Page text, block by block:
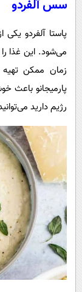
سس آلفردو
پاستا آلفردو
می‌شود. این غذا
زمان ممکن تهیه
پارمیجانو باعث
رژیم دارید